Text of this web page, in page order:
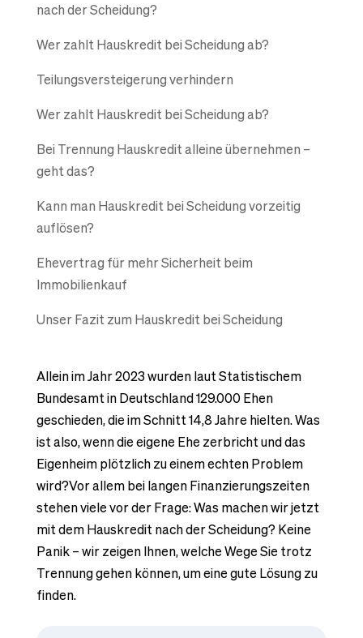
nach der Scheidung?
Wer zahlt Hauskredit bei Scheidung ab?
Teilungsversteigerung verhindern
Wer zahlt Hauskredit bei Scheidung ab?
Bei Trennung Hauskredit alleine übernehmen –
geht das?
Kann man Hauskredit bei Scheidung vorzeitig
auflösen?
Ehevertrag für mehr Sicherheit beim
Immobilienkauf
Unser Fazit zum Hauskredit bei Scheidung
Allein im Jahr 2023 wurden laut Statistischem
Bundesamt in Deutschland 129.000 Ehen
geschieden, die im Schnitt 14,8 Jahre hielten. Was
ist also, wenn die eigene Ehe zerbricht und das
Eigenheim plötzlich zu einem echten Problem
wird?Vor allem bei langen Finanzierungszeiten
stehen viele vor der Frage: Was machen wir jetzt
mit dem Hauskredit nach der Scheidung? Keine
Panik – wir zeigen Ihnen, welche Wege Sie trotz
Trennung gehen können, um eine gute Lösung zu
finden.